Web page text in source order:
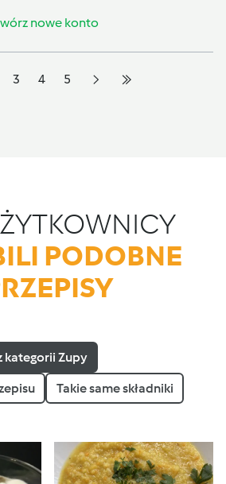
nowe konto
3 4 5
PODOBNE
kategorii Zupy
Takie same składniki